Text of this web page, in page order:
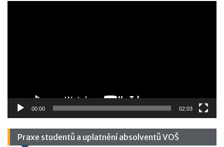
00:00 02:03
Praxe studentů a uplatnění absolventů VOŠ